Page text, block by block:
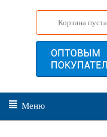
Корзина пуста
Меню